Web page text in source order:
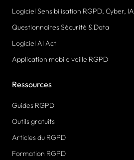
Logiciel Sensibilisation RGPD, Cyber, IA
Questionnaires Sécurité & Data
Logiciel AI Act
Application mobile veille RGPD
Ressources
Guides RGPD
Outils gratuits
Articles du RGPD
Formation RGPD